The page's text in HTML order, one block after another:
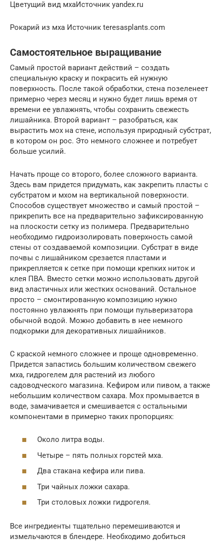
Цветущий вид мхаИсточник yandex.ru
Рокарий из мха Источник teresasplants.com
Самостоятельное выращивание
Самый простой вариант действий – создать
специальную краску и покрасить ей нужную
поверхность. После такой обработки, стена позеленеет
примерно через месяц и нужно будет лишь время от
времени ее увлажнять, чтобы сохранить свежесть
лишайника. Второй вариант – разобраться, как
вырастить мох на стене, используя природный субстрат,
в котором он рос. Это немного сложнее и потребует
больше усилий.
Начать проще со второго, более сложного варианта.
Здесь вам придется придумать, как закрепить пласты с
субстратом и мхом на вертикальной поверхности.
Способов существует множество и самый простой –
прикрепить все на предварительно зафиксированную
на плоскости сетку из полимера. Предварительно
необходимо гидроизолировать поверхность самой
стены от создаваемой композиции. Субстрат в виде
почвы с лишайником срезается пластами и
прикрепляется к сетке при помощи крепких ниток и
клея ПВА. Вместо сетки можно использовать другой
вид эластичных или жестких оснований. Остальное
просто – смонтированную композицию нужно
постоянно увлажнять при помощи пульверизатора
обычной водой. Можно добавить в нее немного
подкормки для декоративных лишайников.
С краской немного сложнее и проще одновременно.
Придется запастись большим количеством свежего
мха, гидрогелем для растений из любого
садоводческого магазина. Кефиром или пивом, а также
небольшим количеством сахара. Мох промывается в
воде, замачивается и смешивается с остальными
компонентами в примерно таких пропорциях:
Около литра воды.
Четыре – пять полных горстей мха.
Два стакана кефира или пива.
Три чайных ложки сахара.
Три столовых ложки гидрогеля.
Все ингредиенты тщательно перемешиваются и
измельчаются в блендере. Необходимо добиться